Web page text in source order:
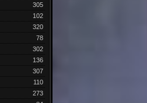
305
102
320
78
302
136
307
110
273